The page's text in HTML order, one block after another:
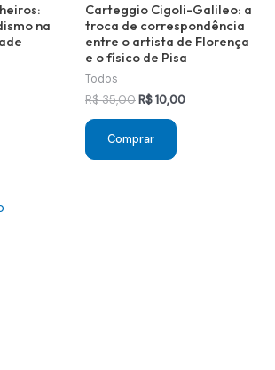
na
Carteggio Cigoli-Galileo: a
troca de correspondência
entre o artista de Florença
e o físico de Pisa
Todos
R$35,00O
original
era:
R$ 35,00.
R$10,00O
Comprar